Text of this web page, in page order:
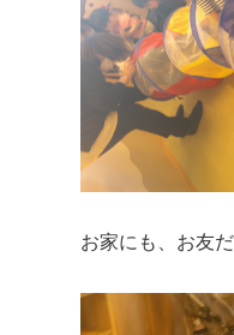
お家にも、お友